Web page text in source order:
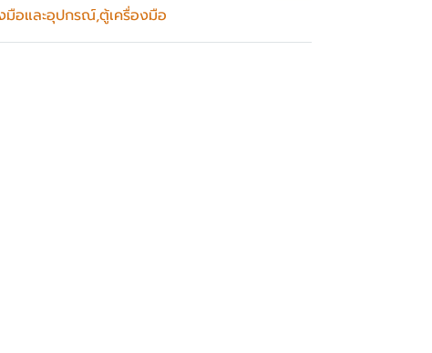
มือและอุปกรณ์,ตู้เครื่องมือ